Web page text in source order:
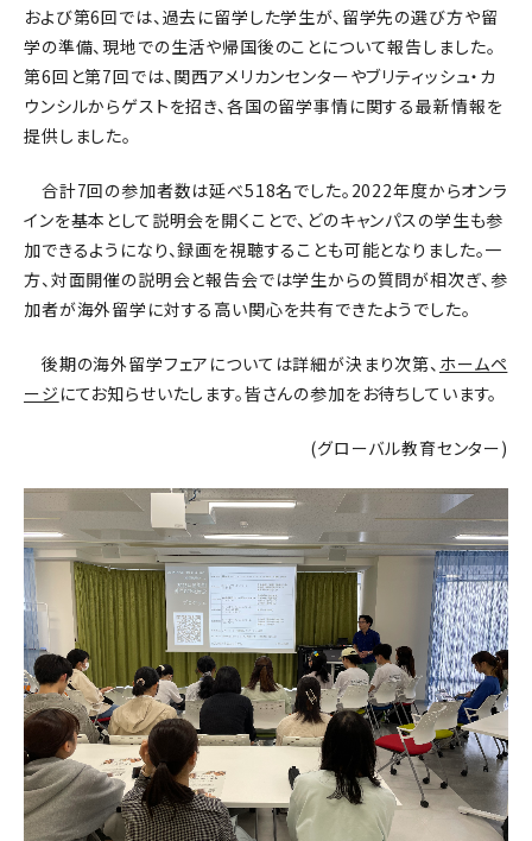
および第6回では、過去に留学した学生が、留学先の選び方や留
学の準備、現地での生活や帰国後のことについて報告しました。
第6回と第7回では、関西アメリカンセンターやブリティッシュ・カ
ウンシルからゲストを招き、各国の留学事情に関する最新情報を
提供しました。
合計7回の参加者数は延べ518名でした。2022年度からオンラ
インを基本として説明会を開くことで、どのキャンパスの学生も参
加できるようになり、録画を視聴することも可能となりました。一
方、対面開催の説明会と報告会では学生からの質問が相次ぎ、参
加者が海外留学に対する高い関心を共有できたようでした。
後期の海外留学フェアについては詳細が決まり次第、 ホームペ
ージ にてお知らせいたします。皆さんの参加をお待ちしています。
(グローバル教育センター)